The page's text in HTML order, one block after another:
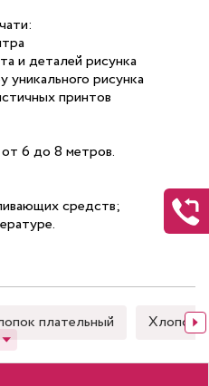
и деталей рисунка
уникального рисунка
принтов
6 до 8 метров.
средств;
плательный Хлопок